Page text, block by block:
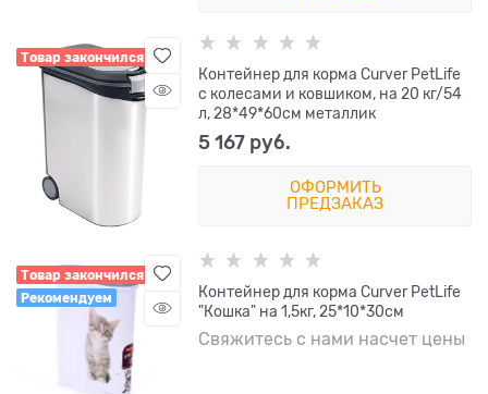
Товар закончился
Контейнер для корма Curver PetLife
с колесами и ковшиком, на 20 кг/54
л, 28*49*60см металлик
5 167 руб.
ОФОРМИТЬ
ПРЕДЗАКАЗ
Товар закончился
Рекомендуем
Контейнер для корма Curver PetLife
"Кошка" на 1,5кг, 25*10*30см
Свяжитесь с нами насчет цены